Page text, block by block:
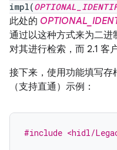
impl(
此处的
通过以这种方式来为二
对其进行检索，而 2.1 客
接下来，使用功能填写
（支持直通）示例：
#include <hidl/